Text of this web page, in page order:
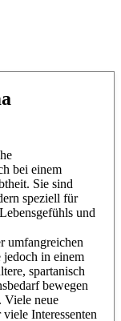
bei einem
Sie sind
speziell für
und
umfangreichen
jedoch in einem
spartanisch
bewegen
Viele neue
Interessenten